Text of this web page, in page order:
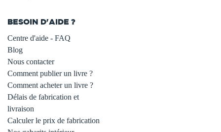
BESOIN D'AIDE ?
Centre d'aide - FAQ
Blog
Nous contacter
Comment publier un livre ?
Comment acheter un livre ?
Délais de fabrication et
livraison
Calculer le prix de fabrication